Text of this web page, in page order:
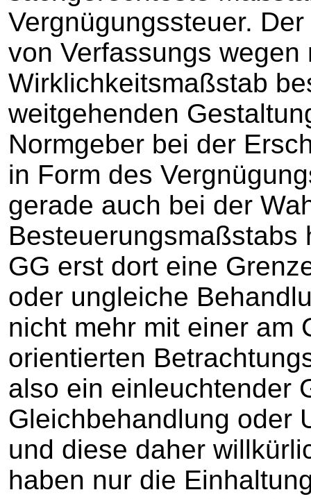
Vergnügungssteuer.
von Verfassungs
Wirklichkeitsmaßstab
weitgehenden
Normgeber bei der
in Form des
gerade auch bei der
Besteuerungsmaßstabs
GG erst dort eine
oder ungleiche
nicht mehr mit einer am
orientierten
also ein einleuchtender
Gleichbehandlung oder
und diese daher
haben nur die